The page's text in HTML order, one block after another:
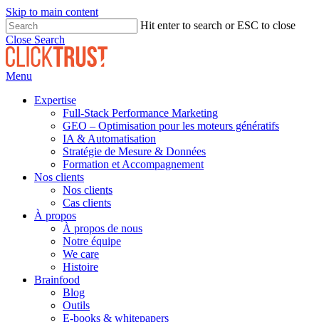
Skip to main content
Hit enter to search or ESC to close
Close Search
Menu
Expertise
Full-Stack Performance Marketing
GEO – Optimisation pour les moteurs génératifs
IA & Automatisation
Stratégie de Mesure & Données
Formation et Accompagnement
Nos clients
Nos clients
Cas clients
À propos
À propos de nous
Notre équipe
We care
Histoire
Brainfood
Blog
Outils
E-books & whitepapers